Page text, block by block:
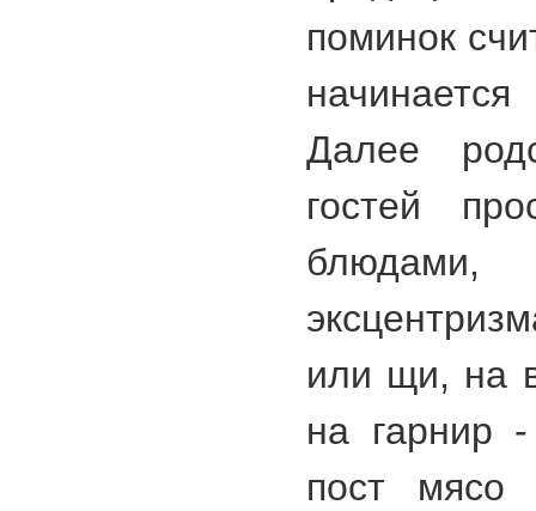
поминок
Далее
гостей
или щи, на
на гарнир
пост мясо